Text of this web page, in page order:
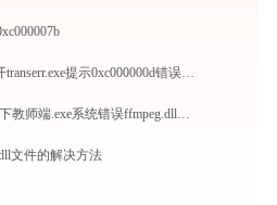
WPS Office错误报告打开transerr.exe提示0xc000000d错误码怎么办
火花线下教师端 火花线下教师端.exe系统错误ffmpeg.dll丢失如何解决
文件的解决方法